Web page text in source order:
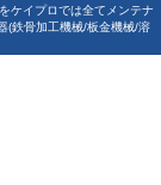
ケイプロでは全てメンテナ
(鉄骨加工機械/板金機械/溶